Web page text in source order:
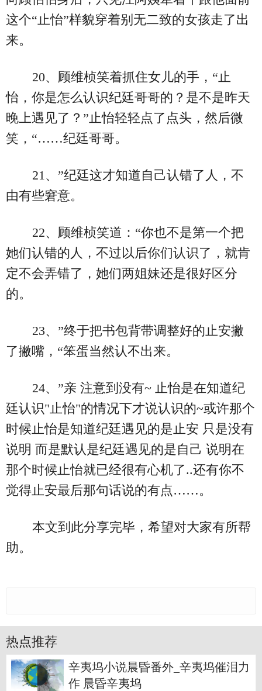
这个“止怡”样貌穿着别无二致的女孩走了出
来。
20、顾维桢笑着抓住女儿的手，“止
怡，你是怎么认识纪廷哥哥的？是不是昨天
晚上遇见了？”止怡轻轻点了点头，然后微
笑，“……纪廷哥哥。
21、”纪廷这才知道自己认错了人，不
由有些窘意。
22、顾维桢笑道：“你也不是第一个把
她们认错的人，不过以后你们认识了，就肯
定不会弄错了，她们两姐妹还是很好区分
的。
23、”终于把书包背带调整好的止安撇
了撇嘴，“笨蛋当然认不出来。
24、”亲 注意到没有~ 止怡是在知道纪
廷认识"止怡"的情况下才说认识的~或许那个
时候止怡是知道纪廷遇见的是止安 只是没有
说明 而是默认是纪廷遇见的是自己 说明在
那个时候止怡就已经很有心机了..还有你不
觉得止安最后那句话说的有点……。
本文到此分享完毕，希望对大家有所帮
助。
热点推荐
辛夷坞小说晨昏番外_辛夷坞催泪力
作 晨昏辛夷坞